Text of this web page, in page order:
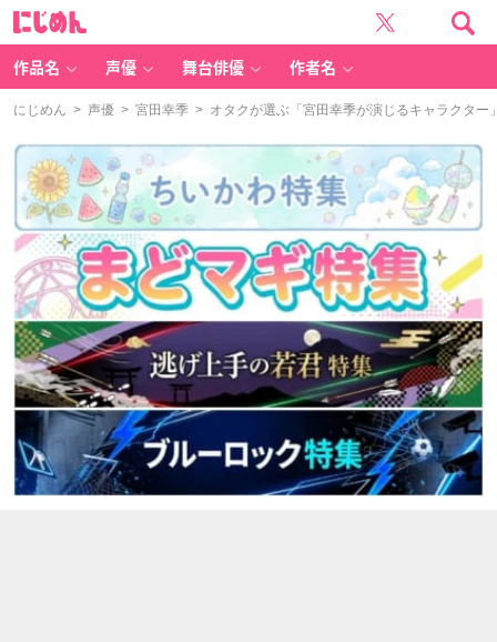
作品名 声優 舞台俳優 作者名
にじめん > 声優 > 宮田幸季 > オタクが選ぶ「宮田幸季が演じるキャラクタ